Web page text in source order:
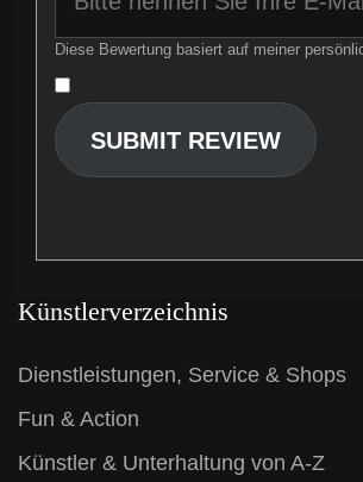
Diese Bewertung basiert auf meiner
SUBMIT REVIEW
Künstlerverzeichnis
Dienstleistungen, Service & Shops
Fun & Action
Künstler & Unterhaltung von A-Z